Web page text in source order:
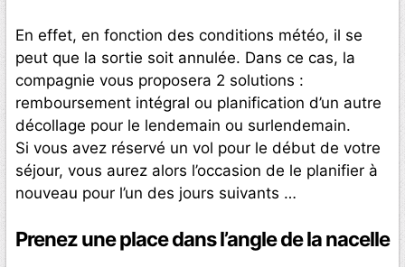
En effet, en fonction des conditions météo, il se
peut que la sortie soit annulée. Dans ce cas, la
compagnie vous proposera 2 solutions :
remboursement intégral ou planification d’un autre
décollage pour le lendemain ou surlendemain.
Si vous avez réservé un vol pour le début de votre
séjour, vous aurez alors l’occasion de le planifier à
nouveau pour l’un des jours suivants …
Prenez une place dans l’angle de la nacelle